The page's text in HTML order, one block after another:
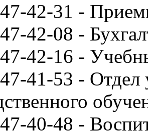
42-31 -
42-08 -
42-16 -
41-53 - Отдел
40-48 -